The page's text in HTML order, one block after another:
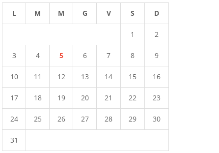
L M M G V S D
1 2
3 4 5 6 7 8 9
10 11 12 13 14 15 16
17 18 19 20 21 22 23
24 25 26 27 28 29 30
31